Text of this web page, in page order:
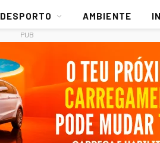
DESPORTO AMBIENTE
PUB